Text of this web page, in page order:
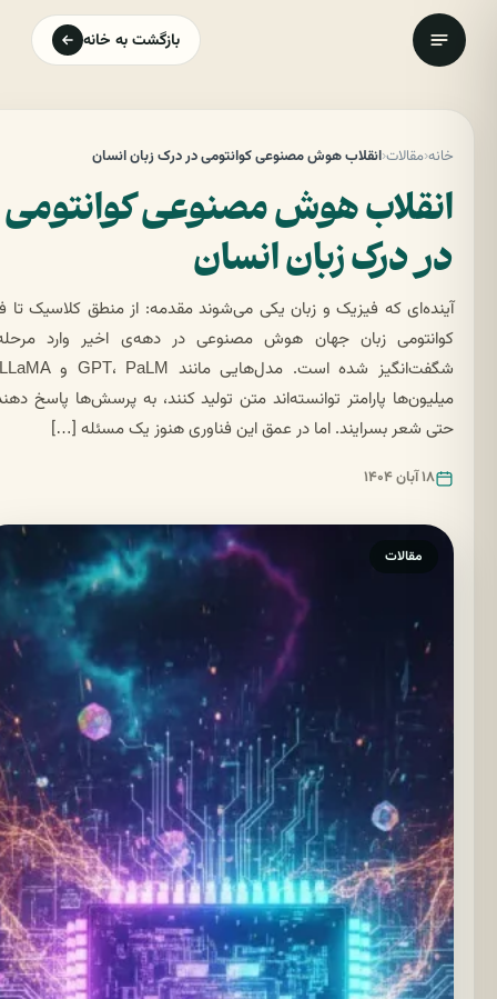
بازگشت به خانه
خانه‹مقالات‹انقلاب هوش مصنوعی کوانتومی در درک زبان انسان
انقلاب هوش مصنوعی کوانتومی
در درک زبان انسان
آینده‌ای که فیزیک و زبان یکی می‌شوند مقدمه: از منطق کلاسیک تا
کوانتومی زبان جهان هوش مصنوعی در دهه‌ی اخیر وارد
میلیون‌ها پارامتر توانسته‌اند متن تولید کنند، به پرسش‌ها پاسخ
حتی شعر بسرایند. اما در عمق این فناوری هنوز یک مسئله […]
۱۸ آبان ۱۴۰۴
مقالات